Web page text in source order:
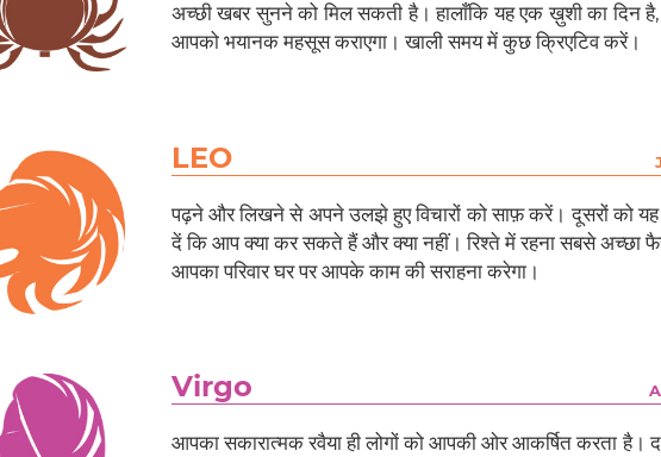
अच्छी खबर सुनने को मिल सकती है। हालाँकि यह एक ख़ुशी का दिन
आपको भयानक महसूस कराएगा। खाली समय में कुछ क्रिएटिव करें।
LEO
पढ़ने और लिखने से अपने उलझे हुए विचारों को साफ़ करें। दूसरों को यह
दें कि आप क्या कर सकते हैं और क्या नहीं। रिश्ते में रहना सबसे अच्छा
आपका परिवार घर पर आपके काम की सराहना करेगा।
Virgo
आपका सकारात्मक रवैया ही लोगों को आपकी ओर आकर्षित करता है।